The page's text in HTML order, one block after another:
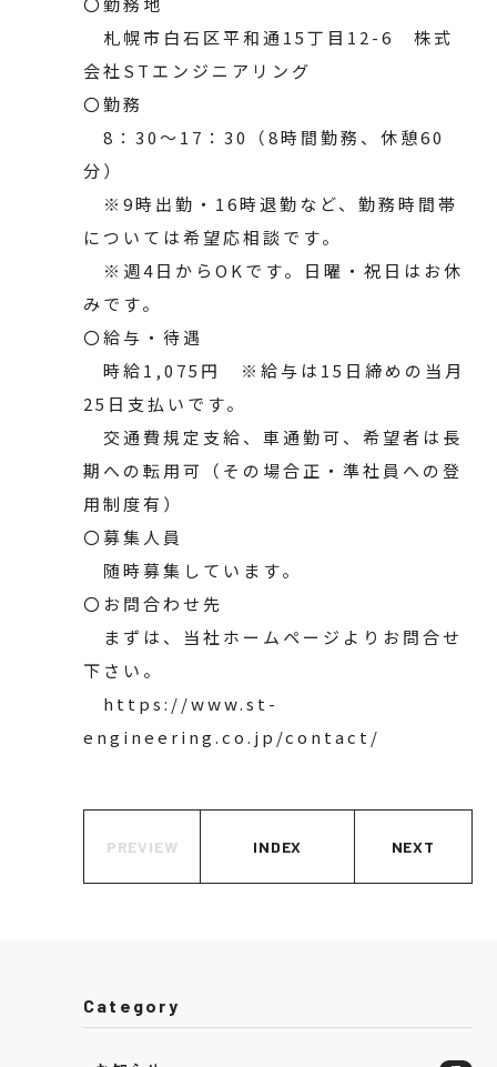
札幌市白石区平和通15丁目12-6 株式
会社STエンジニアリング
〇勤務
8：30～17：30（8時間勤務、休憩60
分）
※9時出勤・16時退勤など、勤務時間帯
については希望応相談です。
※週4日からOKです。日曜・祝日はお休
みです。
〇給与・待遇
時給1,075円 ※給与は15日締めの当月
25日支払いです。
交通費規定支給、車通勤可、希望者は長
期への転用可（その場合正・準社員への登
用制度有）
〇募集人員
随時募集しています。
〇お問合わせ先
まずは、当社ホームページよりお問合せ
下さい。
https://www.st-
engineering.co.jp/contact/
PREVIEW INDEX NEXT
Category